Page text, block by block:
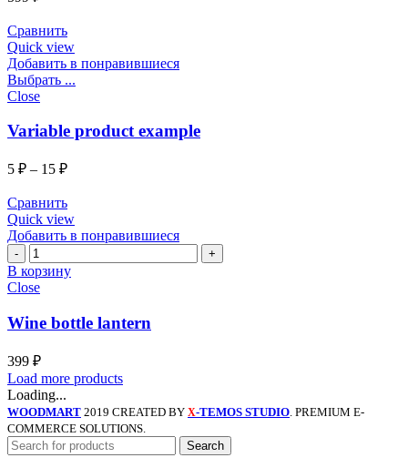
Сравнить
Quick view
Добавить в понравившиеся
Выбрать ...
Close
Variable product example
5 ₽ – 15 ₽
Сравнить
Quick view
Добавить в понравившиеся
Количество
Wine
bottle
В корзину
Close
Wine bottle lantern
399 ₽
Load more products
Loading...
WOODMART 2019 CREATED BY X-TEMOS STUDIO . PREMIUM E-
COMMERCE SOLUTIONS.
Search